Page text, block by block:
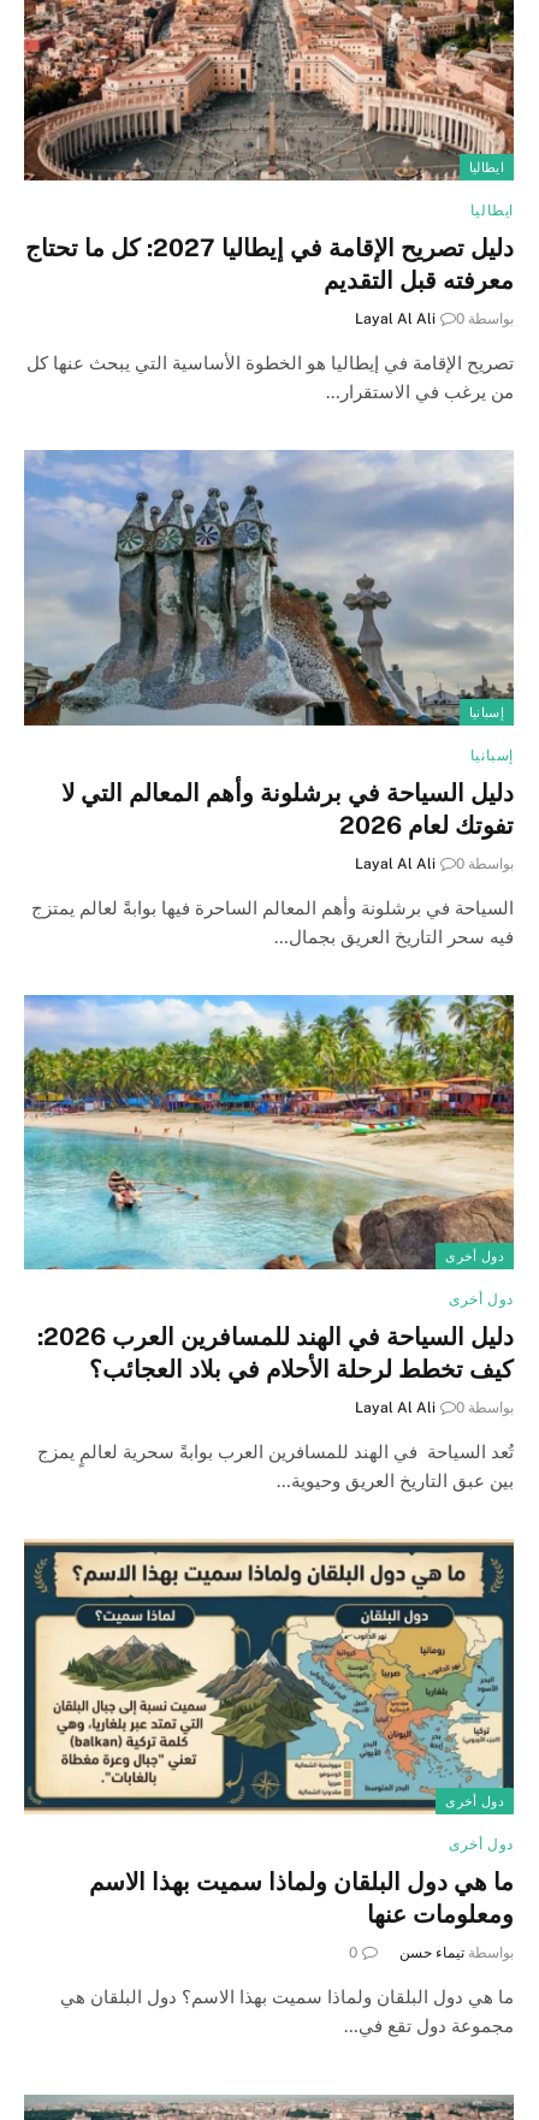
ايطاليا
ايطاليا
دليل تصريح الإقامة في إيطاليا 2027: كل ما تحتاج
معرفته قبل التقديم
بواسطة Layal Al Ali 0
تصريح الإقامة في إيطاليا هو الخطوة الأساسية التي يبحث عنها كل
من يرغب في الاستقرار…
إسبانيا
إسبانيا
دليل السياحة في برشلونة وأهم المعالم التي لا
تفوتك لعام 2026
بواسطة Layal Al Ali 0
السياحة في برشلونة وأهم المعالم الساحرة فيها بوابةً لعالم يمتزج
فيه سحر التاريخ العريق بجمال…
دول أخرى
دول أخرى
دليل السياحة في الهند للمسافرين العرب 2026:
كيف تخطط لرحلة الأحلام في بلاد العجائب؟
بواسطة Layal Al Ali 0
تُعد السياحة في الهند للمسافرين العرب بوابةً سحرية لعالمٍ يمزج
بين عبق التاريخ العريق وحيوية…
دول أخرى
دول أخرى
ما هي دول البلقان ولماذا سميت بهذا الاسم
ومعلومات عنها
بواسطة تيماء حسن 0
ما هي دول البلقان ولماذا سميت بهذا الاسم؟ دول البلقان هي
مجموعة دول تقع في…